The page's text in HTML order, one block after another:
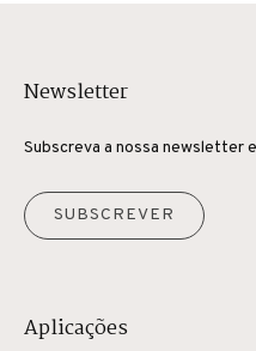
Newsletter
Subscreva a nossa newsletter
SUBSCREVER
Aplicações